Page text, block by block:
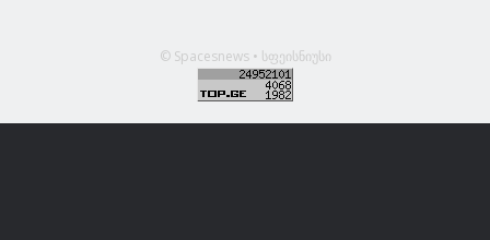
© Spacesnews • სფეისნიუსი